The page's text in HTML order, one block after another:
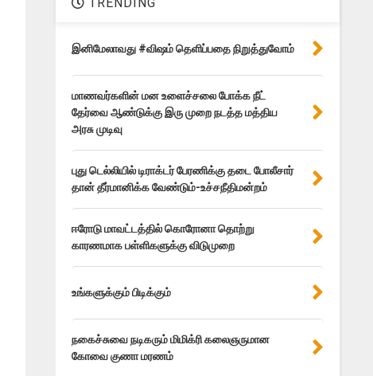
இனிமேலாவது #விஷம் தெளிப்பதை நிறுத்துவோம்
மாணவர்களின் மன உளைச்சலை போக்க நீட்
தேர்வை ஆண்டுக்கு இரு முறை நடத்த மத்திய
அரசு முடிவு
புது டெல்லியில் டிராக்டர் பேரணிக்கு தடை போலீசார்
தான் தீர்மானிக்க வேண்டும்-உச்சநீதிமன்றம்
ஈரோடு மாவட்டத்தில் கொரோனா தொற்று
காரணமாக பள்ளிகளுக்கு விடுமுறை
உங்களுக்கும் பிடிக்கும்
நகைச்சுவை நடிகரும் மிமிக்ரி கலைஞருமான
கோவை குணா மரணம்